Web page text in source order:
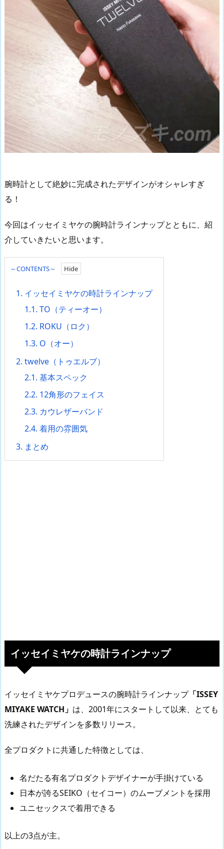
腕時計として絶妙に完成されたデザインがオシャレすぎ
る！
今回はイッセイミヤケの腕時計ラインナップとともに、紹
介していきたいと思います。
～CONTENTS～
1. イッセイミヤケの時計ラインナップ
1.1. TO（ティーオー）
1.2. ROKU（ロク）
1.3. O（オー）
2. twelve（トゥエルブ）
2.1. 基本スペック
2.2. 12角形のフェイス
2.3. カウレザーバンド
2.4. 着用の雰囲気
3. まとめ
イッセイミヤケの時計ラインナップ
イッセイミヤケプロデュースの腕時計ラインナップ「ISSEY
MIYAKE WATCH」 は、2001年にスタートして以来、とても
洗練されたデザインを多数リリース。
全プロダクトに共通した特徴としては、
名だたる有名プロダクトデザイナーが手掛けている
日本が誇るSEIKO（セイコー）のムーブメントを採用
ユニセックスで着用できる
以上の3点が主。